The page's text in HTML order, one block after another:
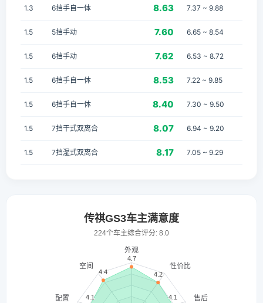
1.3 6挡手自一体 8.63 7.37 ~ 9.88
1.5 5挡手动 7.60 6.65 ~ 8.54
1.5 6挡手动 7.62 6.53 ~ 8.72
1.5 6挡手自一体 8.53 7.22 ~ 9.85
1.5 6挡手自一体 8.40 7.30 ~ 9.50
1.5 7挡干式双离合 8.07 6.94 ~ 9.20
1.5 7挡湿式双离合 8.17 7.05 ~ 9.29